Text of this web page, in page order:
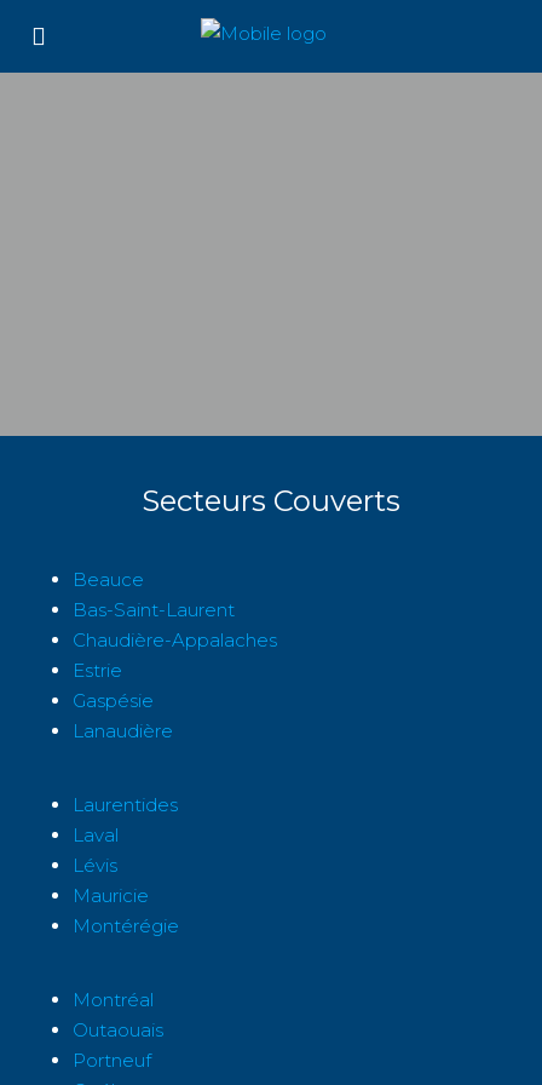
Secteurs Couverts
Beauce
Bas-Saint-Laurent
Chaudière-Appalaches
Estrie
Gaspésie
Lanaudière
Laurentides
Laval
Lévis
Mauricie
Montérégie
Montréal
Outaouais
Portneuf